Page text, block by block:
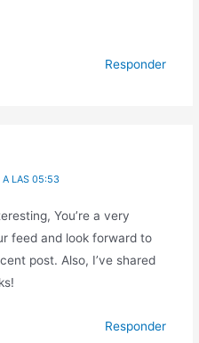
Responder
A LAS 05:53
You’re a very
feed and look forward to
post. Also, I’ve shared
Responder